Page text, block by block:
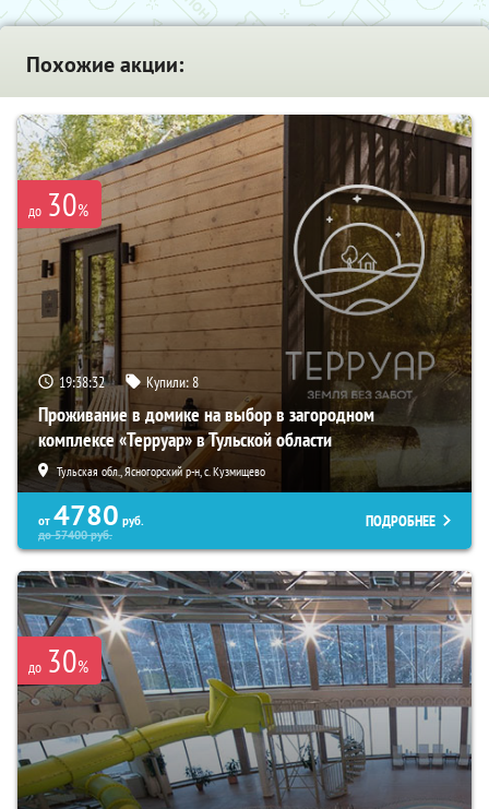
Похожие акции:
до 30%
19:38:30 Купили:8
Проживание в домике на выбор в загородном
комплексе «Терруар» в Тульской области
Тульская обл., Ясногорский р-н, с. Кузмищево
от 4780 руб.
до57400руб.
ПОДРОБНЕЕ
до 30%